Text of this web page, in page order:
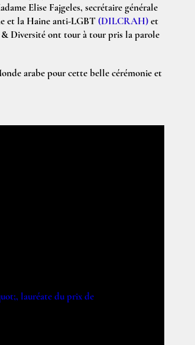
Elise Fajgeles, secrétaire générale
et la Haine anti-LGBT (DILCRAH)et
Diversité ont tour à tour pris la parole
arabe pour cette belle cérémonie et